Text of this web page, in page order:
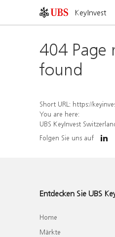
KeyInvest
404 Page
found
Short URL: https://keyinvest-
You are here:
UBS KeyInvest
Folgen Sie uns auf
Entdecken Sie UBS
Home
Märkte